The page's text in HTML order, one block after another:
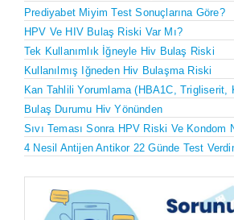
Prediyabet Miyim Test Sonuçlarına Göre?
HPV Ve HIV Bulaş Riski Var Mı?
Tek Kullanımlık İğneyle Hiv Bulaş Riski
Kullanılmış Iğneden Hiv Bulaşma Riski
Kan Tahlili Yorumlama (HBA1C, Trigliserit,
Bulaş Durumu Hiv Yönünden
Sıvı Teması Sonra HPV Riski Ve Kondom
4 Nesil Antijen Antikor 22 Günde Test